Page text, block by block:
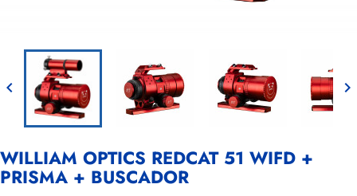
 
WILLIAM OPTICS REDCAT 51 WIFD +
PRISMA + BUSCADOR